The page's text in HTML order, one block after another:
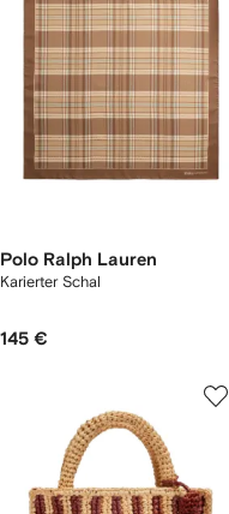
Polo Ralph Lauren
Karierter Schal
145 €